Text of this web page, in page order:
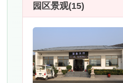
园区景观(15)